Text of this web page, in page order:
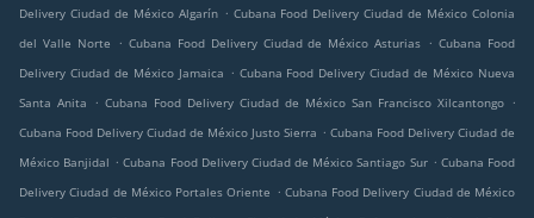
Delivery Ciudad de México Algarín . Cubana Food Delivery Ciudad de México Colonia
del Valle Norte
. Cubana Food Delivery Ciudad de México Asturias . Cubana Food
Delivery Ciudad de México Jamaica . Cubana Food Delivery Ciudad de México Nueva
Santa Anita
. Cubana Food Delivery Ciudad de México San Francisco Xilcantongo .
Cubana Food Delivery Ciudad de México Justo Sierra . Cubana Food Delivery Ciudad de
México Banjidal . Cubana Food Delivery Ciudad de México Santiago Sur . Cubana Food
Delivery Ciudad de México Portales Oriente . Cubana Food Delivery Ciudad de México